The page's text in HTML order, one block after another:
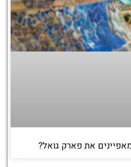
את פארק גואל?